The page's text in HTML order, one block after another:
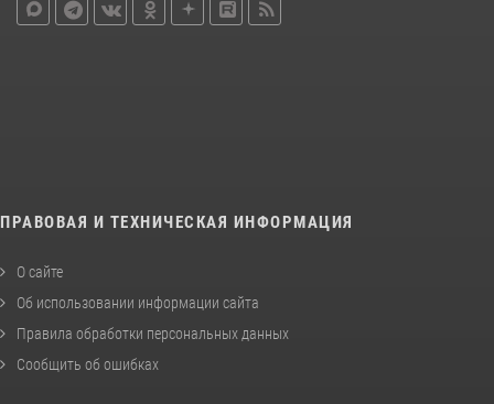
ПРАВОВАЯ И ТЕХНИЧЕСКАЯ ИНФОРМАЦИЯ
О сайте
Об использовании информации сайта
Правила обработки персональных данных
Сообщить об ошибках